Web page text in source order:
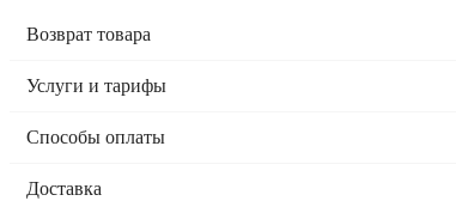
Возврат товара
Услуги и тарифы
Способы оплаты
Доставка